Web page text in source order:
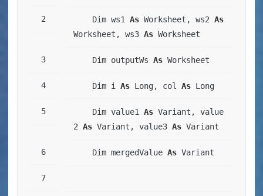
    Dim ws1
As Worksheet, ws2 As
Worksheet, ws3 As Worksheet
    Dim outputWs
As Worksheet
    Dim i
As Long, col As Long
    Dim value1
As Variant, value
2 As Variant, value3 As Variant
    Dim mergedValue
As Variant